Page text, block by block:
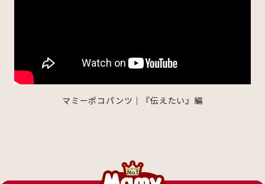
マミーポコパンツ｜『伝えたい』編